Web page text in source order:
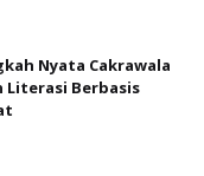
Nyata Cakrawala
Literasi Berbasis